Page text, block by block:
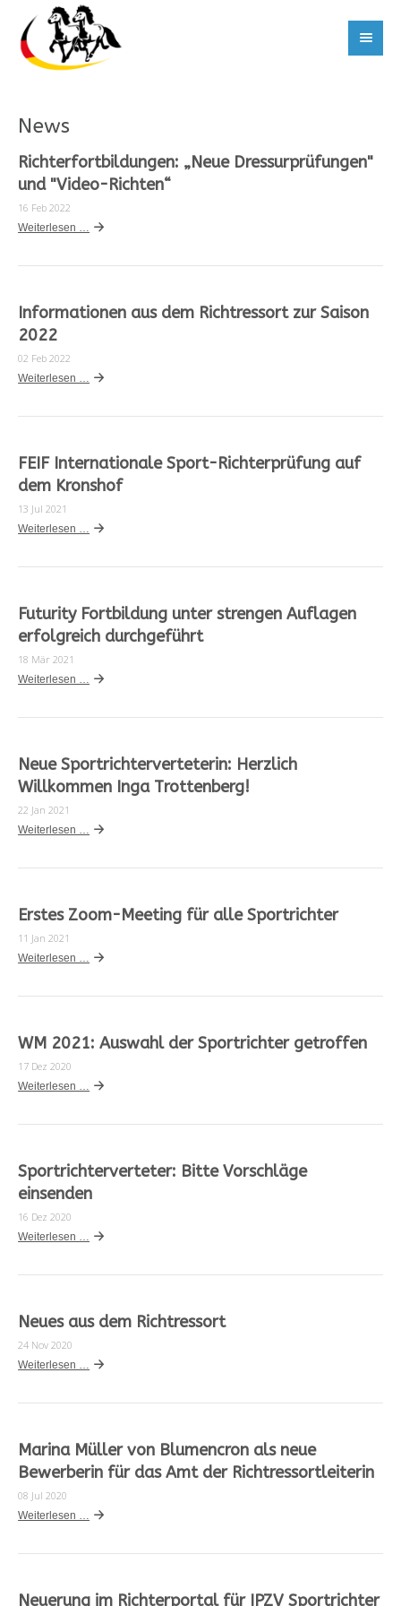
News
Richterfortbildungen: „Neue Dressurprüfungen"
und "Video-Richten“
16 Feb 2022
Weiterlesen …
Informationen aus dem Richtressort zur Saison
2022
02 Feb 2022
Weiterlesen …
FEIF Internationale Sport-Richterprüfung auf
dem Kronshof
13 Jul 2021
Weiterlesen …
Futurity Fortbildung unter strengen Auflagen
erfolgreich durchgeführt
18 Mär 2021
Weiterlesen …
Neue Sportrichterverteterin: Herzlich
Willkommen Inga Trottenberg!
22 Jan 2021
Weiterlesen …
Erstes Zoom-Meeting für alle Sportrichter
11 Jan 2021
Weiterlesen …
WM 2021: Auswahl der Sportrichter getroffen
17 Dez 2020
Weiterlesen …
Sportrichterverteter: Bitte Vorschläge
einsenden
16 Dez 2020
Weiterlesen …
Neues aus dem Richtressort
24 Nov 2020
Weiterlesen …
Marina Müller von Blumencron als neue
Bewerberin für das Amt der Richtressortleiterin
08 Jul 2020
Weiterlesen …
Neuerung im Richterportal für IPZV Sportrichter